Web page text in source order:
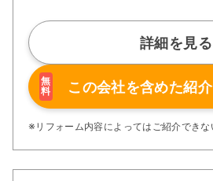
けでなく、関わるすべてのプロセス
なる建築ではなく「暮らしの価値を
性能面でも非常に高い品質を誇りま
期優良住宅仕様で、断熱等性能等級6
外皮平均熱貫流率（Ua値）0.46とい
より、夏は涼しく冬は暖かい快適な
す。
付きで、安全性に対する信頼性も明
詳細を見る
無
料
この会社を含めた紹
※リフォーム内容によってはご紹介できな